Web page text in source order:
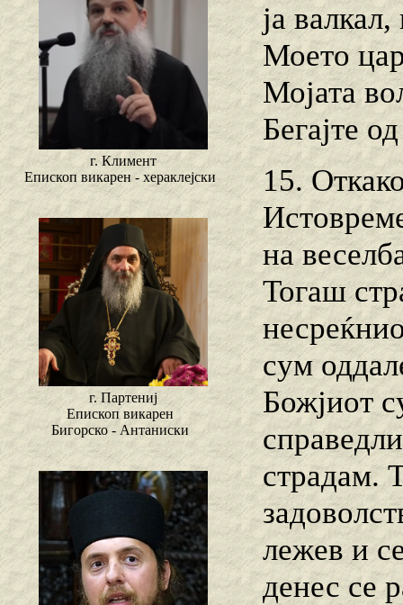
г. Климент
Епископ викарен - хераклејски
г. Партениј
Епископ викарен
Бигорско - Антаниски
ја
Моето
Мојата
Бегајте
15.
на
Тогаш
сум
Божјиот
страдам.
лежев и
денес се